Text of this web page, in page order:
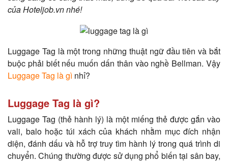
của Hoteljob.vn nhé!
Luggage Tag là một trong những thuật ngữ đầu tiên và bắt
buộc phải biết nếu muốn dấn thân vào nghề Bellman. Vậy
Luggage Tag là gì nhỉ?
Luggage Tag là gì?
Luggage Tag (thẻ hành lý) là một miếng thẻ được gắn vào
vali, balo hoặc túi xách của khách nhằm mục đích nhận
diện, đánh dấu và hỗ trợ truy tìm hành lý trong quá trình di
chuyển. Chúng thường được sử dụng phổ biến tại sân bay,